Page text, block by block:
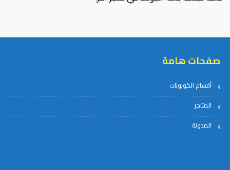
صفحات هامة
أقسام الكوبونات
المتاجر
المدونة